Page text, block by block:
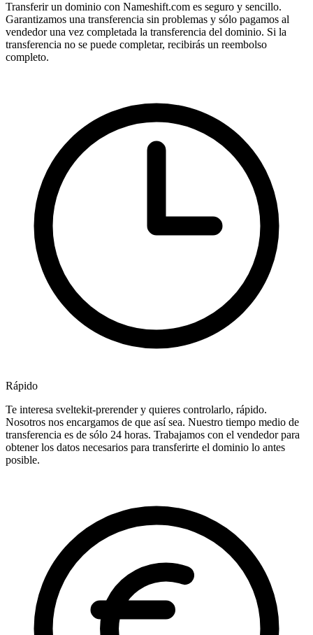
Transferir un dominio con Nameshift.com es seguro y sencillo.
Garantizamos una transferencia sin problemas y sólo pagamos al
vendedor una vez completada la transferencia del dominio. Si la
transferencia no se puede completar, recibirás un reembolso
completo.
Rápido
Te interesa sveltekit-prerender y quieres controlarlo, rápido.
Nosotros nos encargamos de que así sea. Nuestro tiempo medio de
transferencia es de sólo 24 horas. Trabajamos con el vendedor para
obtener los datos necesarios para transferirte el dominio lo antes
posible.